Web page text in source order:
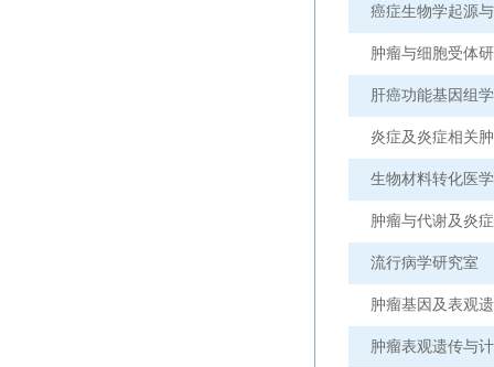
癌症生物学起源
肿瘤与细胞受体
肝癌功能基因组
炎症及炎症相关
生物材料转化医
肿瘤与代谢及炎
流行病学研究室
肿瘤基因及表观
肿瘤表观遗传与